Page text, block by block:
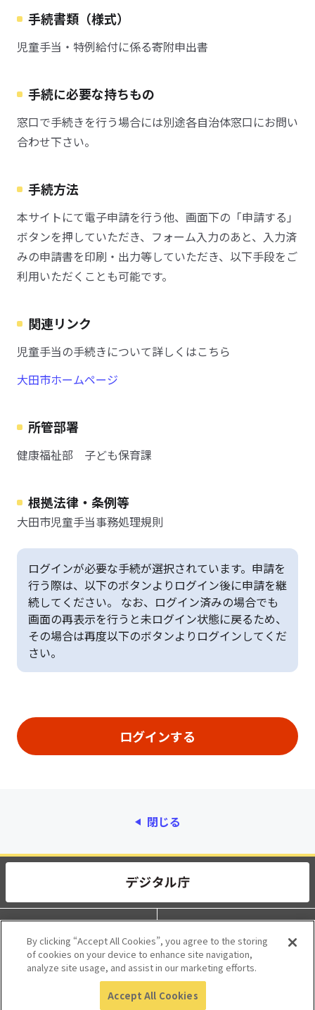
手続書類（様式）
児童手当・特例給付に係る寄附申出書
手続に必要な持ちもの
窓口で手続きを行う場合には別途各自治体窓口にお問い
合わせ下さい。
手続方法
本サイトにて電子申請を行う他、画面下の「申請する」
ボタンを押していただき、フォーム入力のあと、入力済
みの申請書を印刷・出力等していただき、以下手段をご
利用いただくことも可能です。
関連リンク
児童手当の手続きについて詳しくはこちら
大田市ホームページ
所管部署
健康福祉部 子ども保育課
根拠法律・条例等
大田市児童手当事務処理規則
ログインが必要な手続が選択されています。申請を
行う際は、以下のボタンよりログイン後に申請を継
続してください。 なお、ログイン済みの場合でも
画面の再表示を行うと未ログイン状態に戻るため、
その場合は再度以下のボタンよりログインしてくだ
さい。
閉じる
動作環境 個人情報保護
利用規約 アクセシビリティ
© 2017 Digital Agency, Government of Japan.
By clicking “Accept All Cookies”, you agree to the storing
of cookies on your device to enhance site navigation,
analyze site usage, and assist in our marketing efforts.
Accept All Cookies